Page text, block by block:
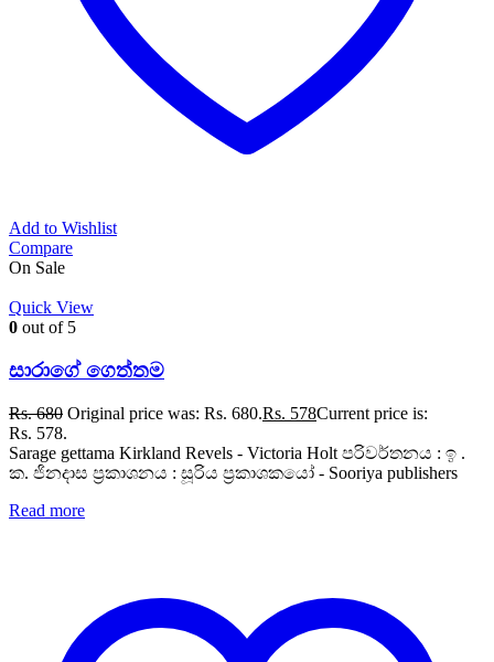
Add to Wishlist
Compare
On Sale
Quick View
0 out of 5
සාරාගේ ගෙත්තම
Rs.680 Original price was: Rs. 680.Rs. 578Current price is:
Rs. 578.
Sarage gettama Kirkland Revels - Victoria Holt පරිවර්තනය : ඉ .
ක. ජිනදාස ප්‍රකාශනය : සූරිය ප්‍රකාශකයෝ - Sooriya publishers
Read more